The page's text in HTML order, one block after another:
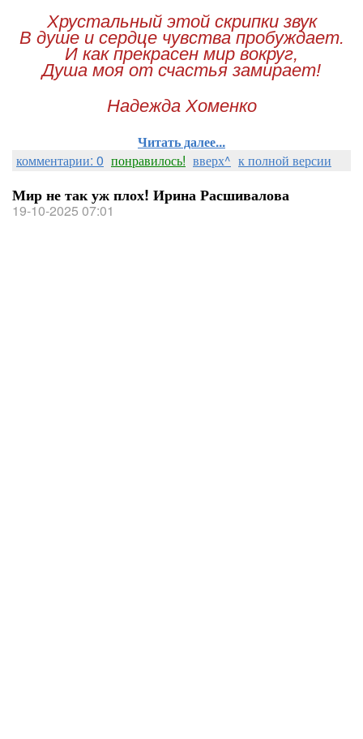
Хрустальный этой скрипки звук
В душе и сердце чувства пробуждает.
И как прекрасен мир вокруг,
Душа моя от счастья замирает!
Надежда Хоменко
Читать далее...
комментарии: 0 понравилось! вверх^ к полной версии
Мир не так уж плох! Ирина Расшивалова
19-10-2025 07:01